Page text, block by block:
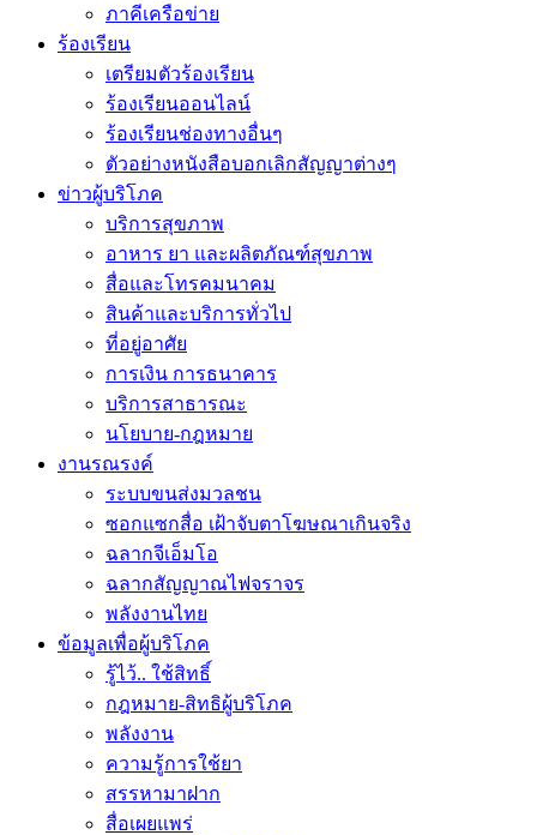
ภาคีเครือข่าย
ร้องเรียน
เตรียมตัวร้องเรียน
ร้องเรียนออนไลน์
ร้องเรียนช่องทางอื่นๆ
ตัวอย่างหนังสือบอกเลิกสัญญาต่างๆ
ข่าวผู้บริโภค
บริการสุขภาพ
อาหาร ยา และผลิตภัณฑ์สุขภาพ
สื่อและโทรคมนาคม
สินค้าและบริการทั่วไป
ที่อยู่อาศัย
การเงิน การธนาคาร
บริการสาธารณะ
นโยบาย-กฎหมาย
งานรณรงค์
ระบบขนส่งมวลชน
ซอกแซกสื่อ เฝ้าจับตาโฆษณาเกินจริง
ฉลากจีเอ็มโอ
ฉลากสัญญาณไฟจราจร
พลังงานไทย
ข้อมูลเพื่อผู้บริโภค
รู้ไว้.. ใช้สิทธิ์
กฎหมาย-สิทธิผู้บริโภค
พลังงาน
ความรู้การใช้ยา
สรรหามาฝาก
สื่อเผยแพร่